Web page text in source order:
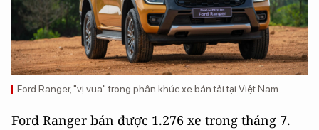
Ford Ranger, "vị vua" trong phân khúc xe bán tải tại Việt Nam.
Ford Ranger bán được 1.276 xe trong tháng 7.